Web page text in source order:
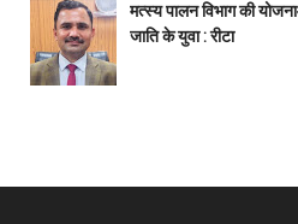
मत्स्य पालन विभाग की
जाति के युवा : रीटा